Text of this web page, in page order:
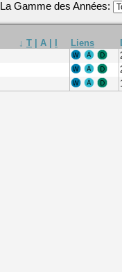
La Gamme des Années:
↓ T A Liens